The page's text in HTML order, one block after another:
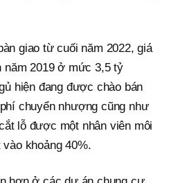
giao từ cuối năm 2022, giá
năm 2019 ở mức 3,5 tỷ
hiện đang được chào bán
chuyển nhượng cũng như
lỗ được một nhân viên môi
khoảng 40%.